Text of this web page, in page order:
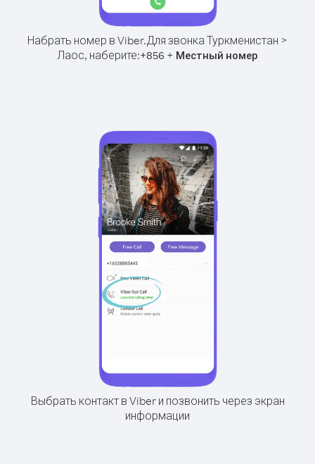
Набрать номер в Viber.Для звонка Туркменистан >
Лаос, наберите:+856 + Местный номер
Выбрать контакт в Viber и позвонить через экран
информации